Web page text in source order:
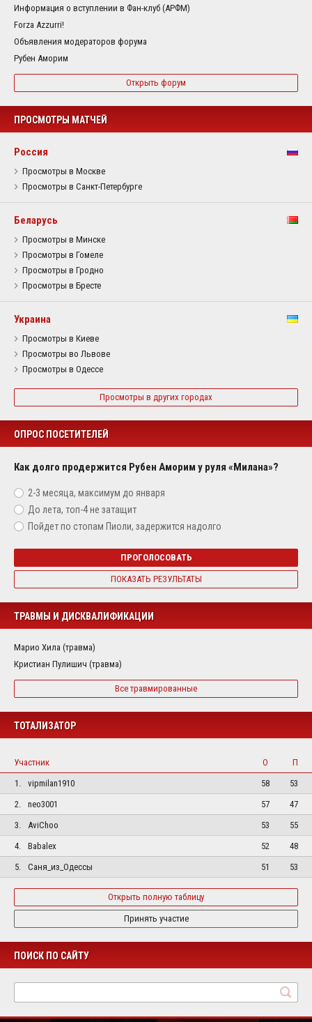
Информация о вступлении в Фан-клуб (АРФМ)
Forza Azzurri!
Объявления модераторов форума
Рубен Аморим
Открыть форум
ПРОСМОТРЫ МАТЧЕЙ
Россия
Просмотры в Москве
Просмотры в Санкт-Петербурге
Беларусь
Просмотры в Минске
Просмотры в Гомеле
Просмотры в Гродно
Просмотры в Бресте
Украина
Просмотры в Киеве
Просмотры во Львове
Просмотры в Одессе
Просмотры в других городах
ОПРОС ПОСЕТИТЕЛЕЙ
Как долго продержится Рубен Аморим у руля «Милана»?
2-3 месяца, максимум до января
До лета, топ-4 не затащит
Пойдет по стопам Пиоли, задержится надолго
ПРОГОЛОСОВАТЬ
ПОКАЗАТЬ РЕЗУЛЬТАТЫ
ТРАВМЫ И ДИСКВАЛИФИКАЦИИ
Марио Хила (травма)
Кристиан Пулишич (травма)
Все травмированные
ТОТАЛИЗАТОР
Участник О
П
1.
vipmilan1910 58
53
2.
neo3001 57
47
3.
AviChoo 53
55
4.
Babalex 52
48
5.
Саня_из_Одессы 51 53
Открыть полную таблицу
Принять участие
ПОИСК ПО САЙТУ